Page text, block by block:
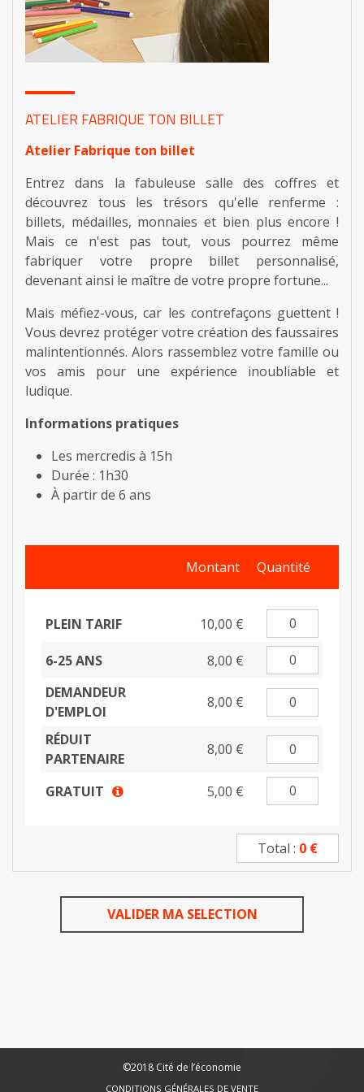
ATELIER FABRIQUE TON BILLET
Atelier Fabrique ton billet
Entrez dans la fabuleuse salle des coffres et
découvrez tous les trésors qu'elle renferme :
billets, médailles, monnaies et bien plus encore !
Mais ce n'est pas tout, vous pourrez même
fabriquer votre propre billet personnalisé,
devenant ainsi le maître de votre propre fortune...
Mais méfiez-vous, car les contrefaçons guettent !
Vous devrez protéger votre création des faussaires
malintentionnés. Alors rassemblez votre famille ou
vos amis pour une expérience inoubliable et
ludique.
Informations pratiques
Les mercredis à 15h
Durée : 1h30
À partir de 6 ans
Montant Quantité
PLEIN TARIF 10,00 €
6-25 ANS
8,00 €
DEMANDEUR
D'EMPLOI
8,00 €
RÉDUIT
PARTENAIRE
8,00 €
GRATUIT
5,00 €
Total : 0 €
VALIDER MA SELECTION
©2018 Cité de l’économie
CONDITIONS GÉNÉRALES DE VENTE